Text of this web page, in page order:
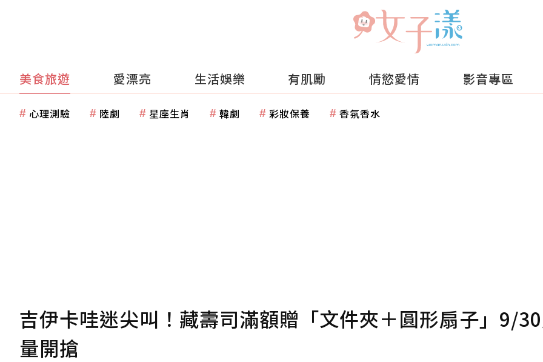
美食旅遊 愛漂亮 生活娛樂 有肌勵 情慾愛情 影音專區
心理測驗 陸劇 星座生肖 韓劇 彩妝保養 香氛香水
吉伊卡哇迷尖叫！藏壽司滿額贈「文件夾＋圓形扇子」9/
量開搶